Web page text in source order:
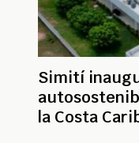
Simití
la Costa